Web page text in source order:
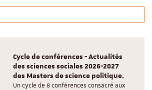
Cycle de conférences - Actualités
des sciences sociales 2026-2027
des Masters de science politique.
Un cycle de 8 conférences consacré aux